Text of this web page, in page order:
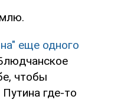
еще одного
чтобы
где-то